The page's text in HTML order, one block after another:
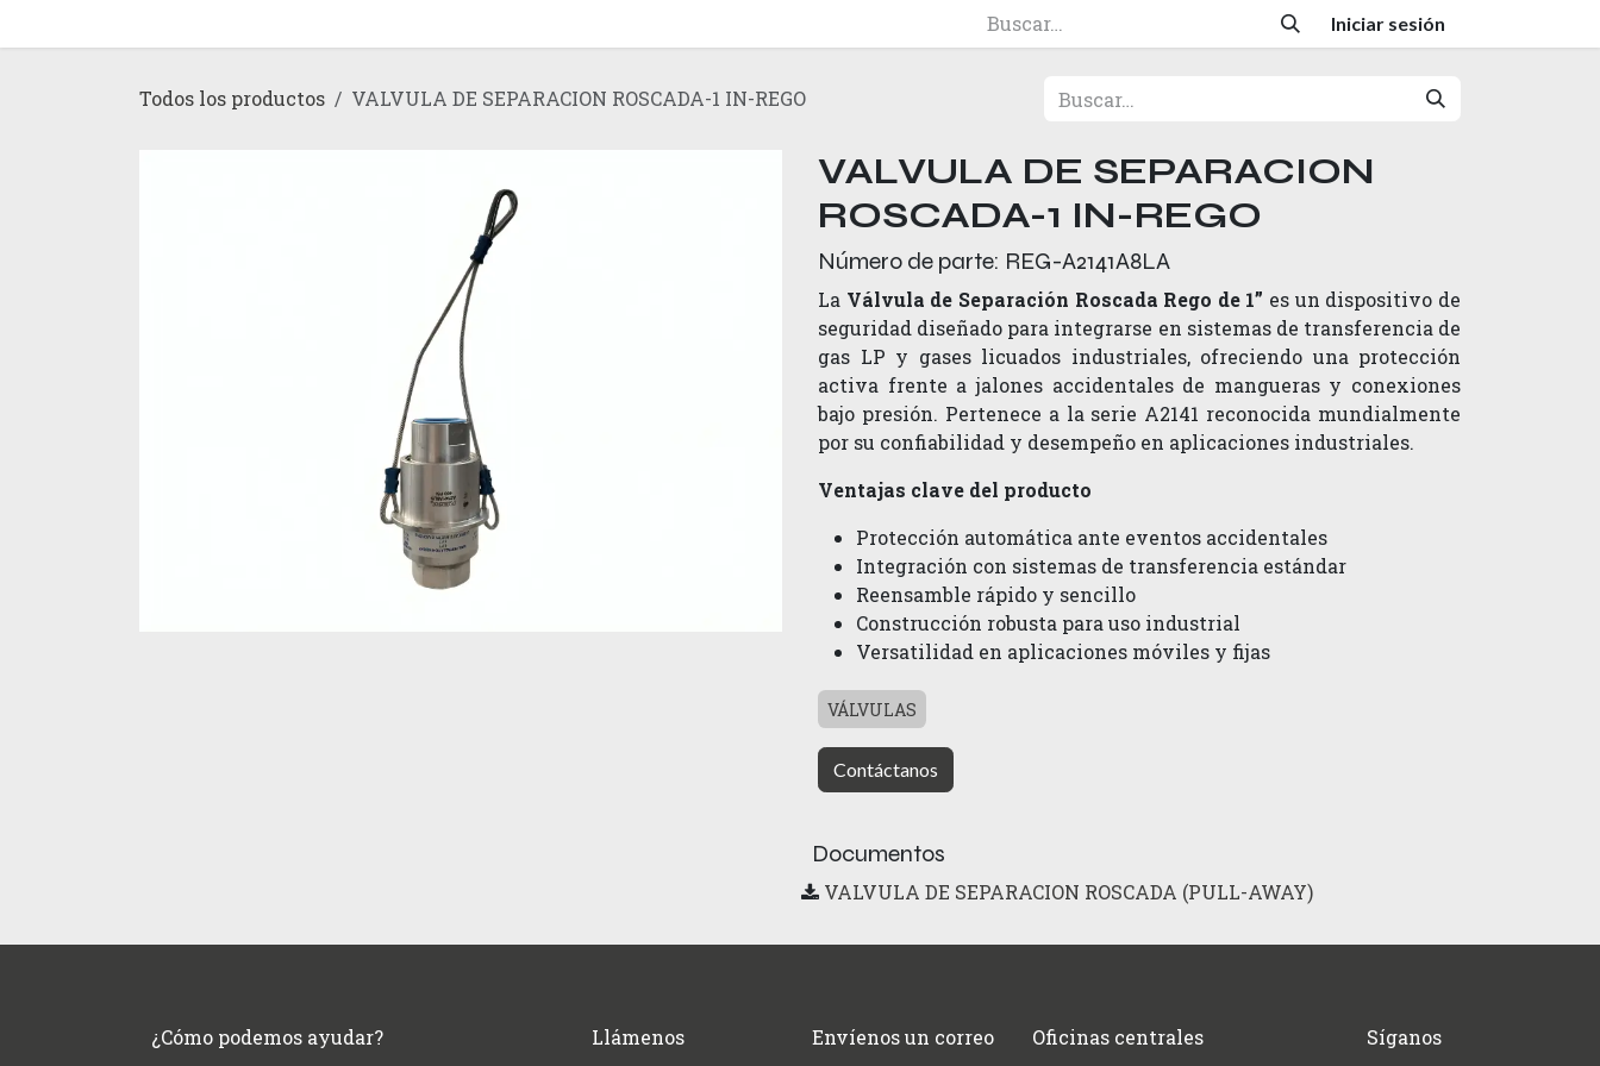
Iniciar sesión
Todos los productos VALVULA DE SEPARACION ROSCADA-1 IN-REGO
VALVULA DE SEPARACION
ROSCADA-1 IN-REGO
Número de parte: REG-A2141A8LA
La Válvula de Separación Roscada Rego de 1” es un dispositivo de
seguridad diseñado para integrarse en sistemas de transferencia de
gas LP y gases licuados industriales, ofreciendo una protección
activa frente a jalones accidentales de mangueras y conexiones
bajo presión. Pertenece a la serie A2141 reconocida mundialmente
por su confiabilidad y desempeño en aplicaciones industriales.
Ventajas clave del producto
Protección automática ante eventos accidentales
Integración con sistemas de transferencia estándar
Reensamble rápido y sencillo
Construcción robusta para uso industrial
Versatilidad en aplicaciones móviles y fijas
VÁLVULAS
Contáctanos
Documentos
VALVULA DE SEPARACION ROSCADA (PULL-AWAY)
Síganos
¿Cómo podemos ayudar? Oficinas centrales
Envíenos un correo
Llámenos